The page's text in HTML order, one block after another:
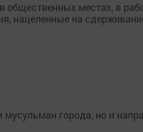
местах, в
нацеленные на
города, но и